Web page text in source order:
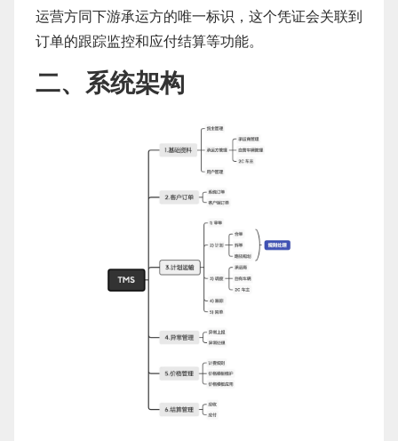
运营方同下游承运方的唯一标识，这个凭证会关联到
订单的跟踪监控和应付结算等功能。
二、系统架构